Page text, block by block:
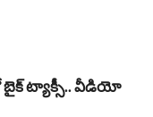
బైక్ ట్యాక్సీ.. వీడియో